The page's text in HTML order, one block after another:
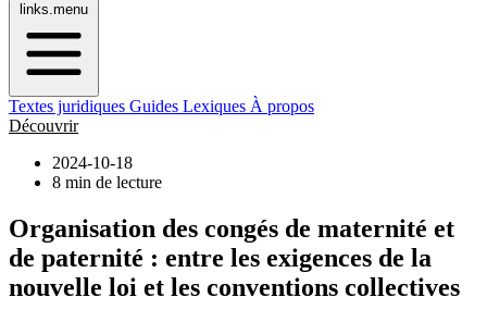
links.menu
Textes juridiques Guides Lexiques À propos
Découvrir
2024-10-18
8 min de lecture
Organisation des congés de maternité et
de paternité : entre les exigences de la
nouvelle loi et les conventions collectives